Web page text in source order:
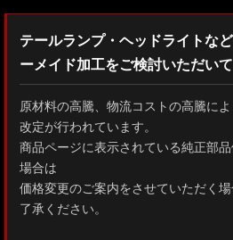
テールランプ・ヘッドライトな
ーメイド加工をご検討いただい
原材料の高騰、物流コストの高騰に
改定が行われています。
商品ページに表示されている純正部
場合は
価格変更のご案内をさせていただく
了承ください。